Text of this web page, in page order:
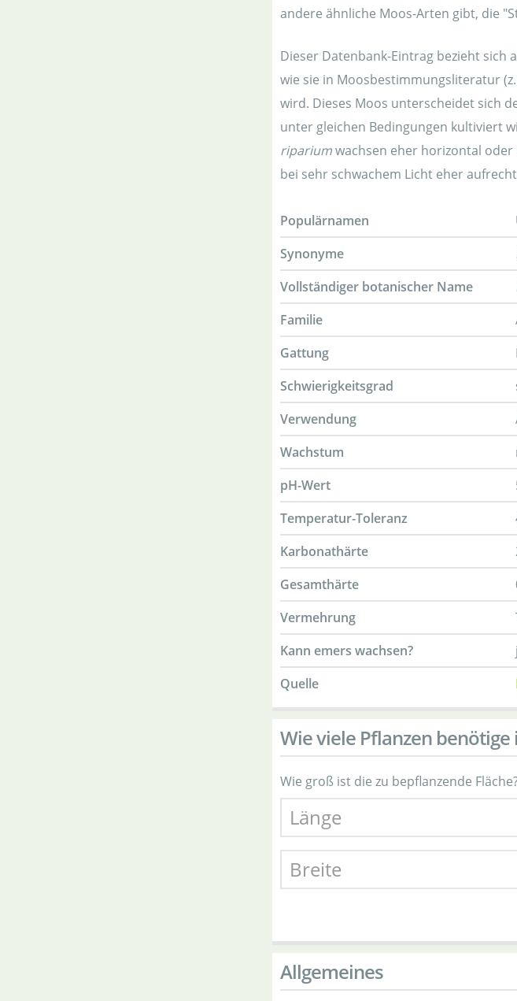
andere ähnliche Moos-Arten gibt, die
Dieser Datenbank-Eintrag bezieht sich
wie sie in Moosbestimmungsliteratur
wird. Dieses Moos unterscheidet sich
unter gleichen Bedingungen kultiviert
ripariumwachsen eher horizontal
bei sehr schwachem Licht eher
Populärnamen
Synonyme
Vollständiger botanischer Name
Familie
Gattung
Schwierigkeitsgrad
Verwendung
Wachstum
pH-Wert
Temperatur-Toleranz
Karbonathärte
Gesamthärte
Vermehrung
Kann emers wachsen?
Quelle
Wie viele Pflanzen benötige
Wie groß ist die zu bepflanzende
Allgemeines